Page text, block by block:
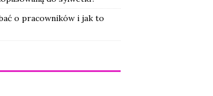
o pracowników i jak to